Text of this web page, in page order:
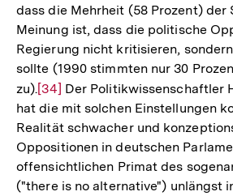
der
Fußnote
dass die Mehrheit (58 Prozent) der
Meinung ist, dass die politische
Regierung nicht kritisieren,
sollte (1990 stimmten nur 30
zu).Zur
Auflösung
der
Fußnote
[34] Der Politikwissenschaftler
hat die mit solchen Einstellungen
Realität schwacher und
Oppositionen in deutschen
offensichtlichen Primat des
("there is no alternative") unlängst